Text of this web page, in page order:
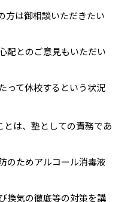
方は御相談いただきたい
配とのご意見もいただい
って休校するという状況
とは、塾としての責務であ
のためアルコール消毒液
換気の徹底等の対策を講